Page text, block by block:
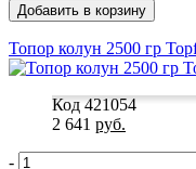
Добавить в корзину
Топор колун 2500 гр
Код 421054
2 641 руб.
-